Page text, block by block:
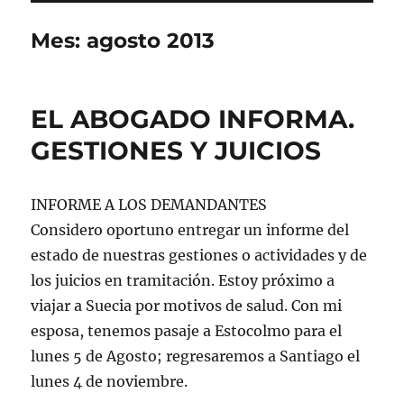
Mes:agosto 2013
EL ABOGADO INFORMA.
GESTIONES Y JUICIOS
INFORME A LOS DEMANDANTES
Considero oportuno entregar un informe del
estado de nuestras gestiones o actividades y de
los juicios en tramitación. Estoy próximo a
viajar a Suecia por motivos de salud. Con mi
esposa, tenemos pasaje a Estocolmo para el
lunes 5 de Agosto; regresaremos a Santiago el
lunes 4 de noviembre.